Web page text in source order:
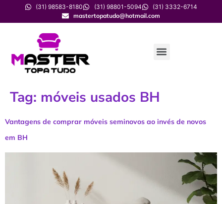
(31) 98583-8180 (31) 98801-5094
(31) 3332-6714
mastertopatudo@hotmail.com
Tag: móveis usados BH
Vantagens de comprar móveis seminovos ao invés de novos
em BH